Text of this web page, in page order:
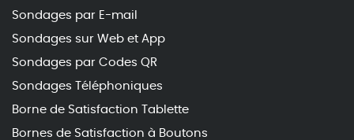
Sondages par E-mail
Sondages sur Web et App
Sondages par Codes QR
Sondages Téléphoniques
Borne de Satisfaction Tablette
Bornes de Satisfaction à Boutons